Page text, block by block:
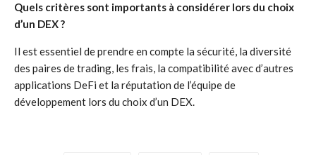
Quels critères sont importants à considérer lors du choix
d’un DEX ?
Il est essentiel de prendre en compte la sécurité, la diversité
des paires de trading, les frais, la compatibilité avec d’autres
applications DeFi et la réputation de l’équipe de
développement lors du choix d’un DEX.